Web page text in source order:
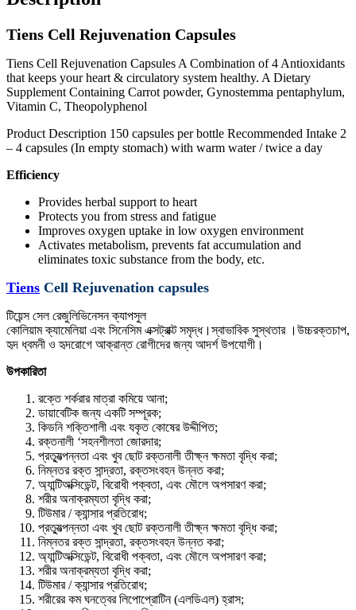
Tiens Cell Rejuvenation Capsules
Tiens Cell Rejuvenation Capsules A Combination of 4 Antioxidants
that keeps your heart & circulatory system healthy. A Dietary
Supplement Containing Carrot powder, Gynostemma pentaphylum,
Vitamin C, Theopolyphenol
Product Description 150 capsules per bottle Recommended Intake 2
– 4 capsules (In empty stomach) with warm water / twice a day
Efficiency
Provides herbal support to heart
Protects you from stress and fatigue
Improves oxygen uptake in low oxygen environment
Activates metabolism, prevents fat accumulation and
eliminates toxic substance from the body, etc.
Tiens Cell Rejuvenation capsules
টিয়েন্স সেল রেজুলিভিনেসন ক্যাপসুল
কোলিয়াম ক্যামেলিয়া এবং সিনেসিম এক্সট্রাক্ট সমৃদ্ধ।স্বাভাবিক সুস্থতার ।উচ্চরক্তচাপ,
হৃদ ধ্বমনী ও হৃদরোগে আক্রান্ত রোগীদের জন্য আদর্শ উপযোগী।
উপকারিতা
রক্তে শর্করার মাত্রা কমিয়ে আনা;
ডায়াবেটিক জন্য একটি সম্পূরক;
কিডনি শক্তিশালী এবং যকৃত কোষের উদ্দীপিত;
রক্তনালী ‘সহনশীলতা জোরদার;
প্রতু্যত্পন্নতা এবং খুব ছোট রক্তনালী তীক্ষ্ন ক্ষমতা বৃদ্ধি করা;
নিম্নতর রক্ত সান্দ্রতা, রক্তসংবহন উন্নত করা;
অ্যান্টিঅক্সিডেন্ট, বিরোধী পক্বতা, এবং মৌলে অপসারণ করা;
শরীর অনাক্রম্যতা বৃদ্ধি করা;
টিউমার / ক্যান্সার প্রতিরোধ;
প্রতু্যত্পন্নতা এবং খুব ছোট রক্তনালী তীক্ষ্ন ক্ষমতা বৃদ্ধি করা;
নিম্নতর রক্ত সান্দ্রতা, রক্তসংবহন উন্নত করা;
অ্যান্টিঅক্সিডেন্ট, বিরোধী পক্বতা, এবং মৌলে অপসারণ করা;
শরীর অনাক্রম্যতা বৃদ্ধি করা;
টিউমার / ক্যান্সার প্রতিরোধ;
শরীরের কম ঘনত্বের লিপোপ্রোটিন (এলডিএল) হ্রাস;